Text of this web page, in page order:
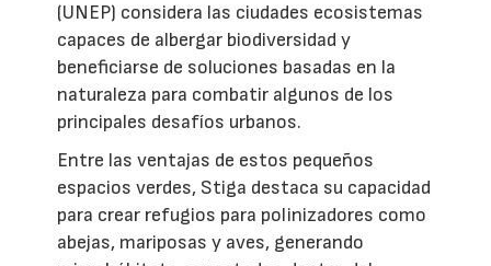
(UNEP) considera las ciudades ecosistemas
capaces de albergar biodiversidad y
beneficiarse de soluciones basadas en la
naturaleza para combatir algunos de los
principales desafíos urbanos.
Entre las ventajas de estos pequeños
espacios verdes, Stiga destaca su capacidad
para crear refugios para polinizadores como
abejas, mariposas y aves, generando